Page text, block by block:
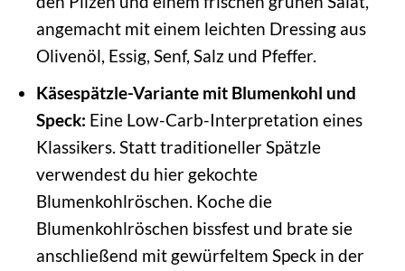
angemacht mit einem leichten Dressing aus
Olivenöl, Essig, Senf, Salz und Pfeffer.
Käsespätzle-Variante mit Blumenkohl und
Speck: Eine Low-Carb-Interpretation eines
Klassikers. Statt traditioneller Spätzle
verwendest du hier gekochte
Blumenkohlröschen. Koche die
Blumenkohlröschen bissfest und brate sie
anschließend mit gewürfeltem Speck in der